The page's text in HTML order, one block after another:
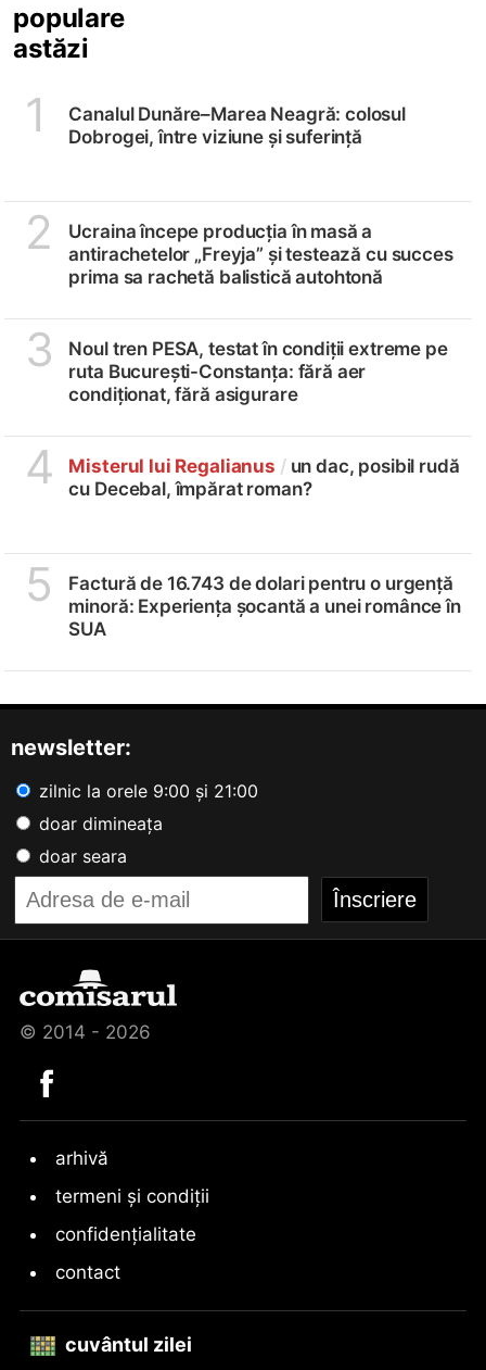
populare
astăzi
1
Canalul Dunăre–Marea Neagră: colosul
Dobrogei, între viziune și suferință
2
Ucraina începe producția în masă a
antirachetelor „Freyja” și testează cu succes
prima sa rachetă balistică autohtonă
3
Noul tren PESA, testat în condiții extreme pe
ruta București-Constanța: fără aer
condiționat, fără asigurare
4 Misterul lui Regalianus /un dac, posibil rudă
cu Decebal, împărat roman?
5
Factură de 16.743 de dolari pentru o urgență
minoră: Experiența șocantă a unei românce în
SUA
newsletter:
zilnic la orele 9:00 și 21:00
doar dimineața
doar seara
© 2014 - 2026
arhivă
termeni și condiții
confidențialitate
contact
cuvântul zilei